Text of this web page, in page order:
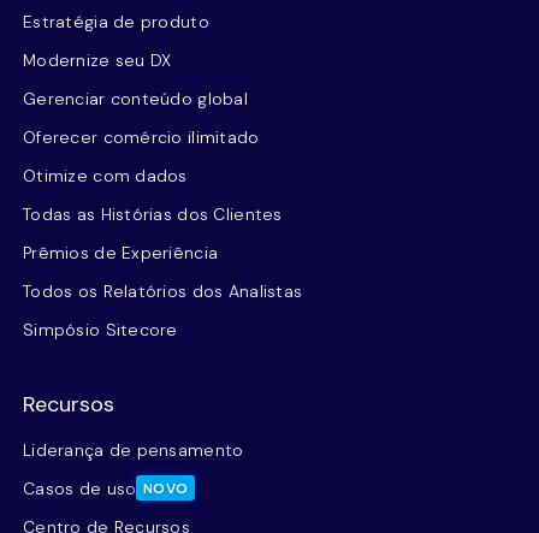
Estratégia de produto
Modernize seu DX
Gerenciar conteúdo global
Oferecer comércio ilimitado
Otimize com dados
Todas as Histórias dos Clientes
Prêmios de Experiência
Todos os Relatórios dos Analistas
Simpósio Sitecore
Recursos
Liderança de pensamento
Casos de uso NOVO
Centro de Recursos